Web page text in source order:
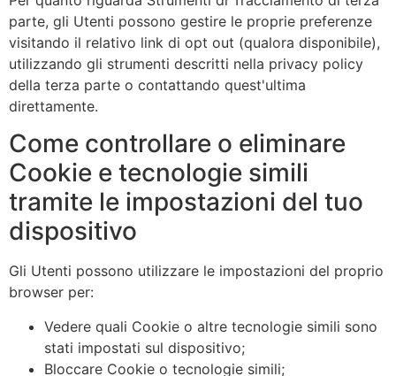
parte, gli Utenti possono gestire le proprie preferenze
visitando il relativo link di opt out (qualora disponibile),
utilizzando gli strumenti descritti nella privacy policy
della terza parte o contattando quest'ultima
direttamente.
Come controllare o eliminare
Cookie e tecnologie simili
tramite le impostazioni del tuo
dispositivo
Gli Utenti possono utilizzare le impostazioni del proprio
browser per:
Vedere quali Cookie o altre tecnologie simili sono
stati impostati sul dispositivo;
Bloccare Cookie o tecnologie simili;